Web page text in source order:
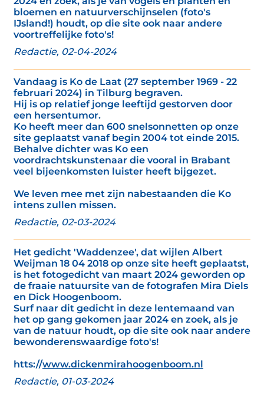
bloemen en natuurverschijnselen (foto's
IJsland!) houdt, op die site ook naar andere
voortreffelijke foto's!
Redactie, 02-04-2024
Vandaag is Ko de Laat (27 september 1969 - 22
februari 2024) in Tilburg begraven.
Hij is op relatief jonge leeftijd gestorven door
een hersentumor.
Ko heeft meer dan 600 snelsonnetten op onze
site geplaatst vanaf begin 2004 tot einde 2015.
Behalve dichter was Ko een
voordrachtskunstenaar die vooral in Brabant
veel bijeenkomsten luister heeft bijgezet.
We leven mee met zijn nabestaanden die Ko
intens zullen missen.
Redactie, 02-03-2024
Het gedicht 'Waddenzee', dat wijlen Albert
Weijman 18 04 2018 op onze site heeft geplaatst,
is het fotogedicht van maart 2024 geworden op
de fraaie natuursite van de fotografen Mira Diels
en Dick Hoogenboom.
Surf naar dit gedicht in deze lentemaand van
het op gang gekomen jaar 2024 en zoek, als je
van de natuur houdt, op die site ook naar andere
bewonderenswaardige foto's!
htts://www.dickenmirahoogenboom.nl
Redactie, 01-03-2024